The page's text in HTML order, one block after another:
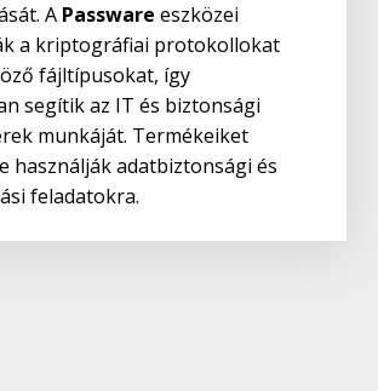
A Passware eszközei
a kriptográfiai protokollokat
fájltípusokat, így
segítik az IT és biztonsági
munkáját. Termékeiket
használják adatbiztonsági és
feladatokra.